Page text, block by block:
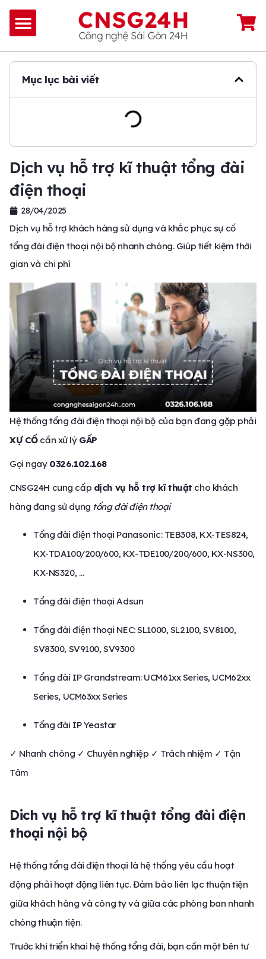
Mục lục bài viết
Dịch vụ hỗ trợ kĩ thuật tổng đài
điện thoại
28/04/2025
Dịch vụ hỗ trợ khách hàng sử dụng và khắc phục sự cố
tổng đài điện thoại nội bộ nhanh chóng. Giúp tiết kiệm thời
gian và chi phí
Hệ thống tổng đài điện thoại nội bộ của bạn đang gặp phải
XỰ CỐcần xử lý GẤP
Gọi ngay 0326.102.168
CNSG24H cung cấp dịch vụ hỗ trợ kĩ thuật cho khách
hàng đang sử dụng tổng đài điện thoại
Tổng đài điện thoại Panasonic: TEB308, KX-TES824,
KX-TDA100/200/600, KX-TDE100/200/600, KX-NS300,
KX-NS320, …
Tổng đài điện thoại Adsun
Tổng đài điện thoại NEC: SL1000, SL2100, SV8100,
SV8300, SV9100, SV9300
Tổng đài IP Grandstream: UCM61xx Series, UCM62xx
Series, UCM63xx Series
Tổng đài IP Yeastar
✓ Nhanh chóng ✓ Chuyên nghiệp ✓ Trách nhiệm ✓ Tận
Tâm
Dich vụ hỗ trợ kĩ thuật tổng đài điện
thoại nội bộ
Hệ thống tổng đài điện thoại là hệ thống yêu cầu hoạt
động phải hoạt động liên tục. Đảm bảo liên lạc thuận tiện
giữa khách hàng và công ty và giữa các phòng ban nhanh
chóng thuận tiện.
Trước khi triển khai hệ thống tổng đài, bạn cần một bên tư